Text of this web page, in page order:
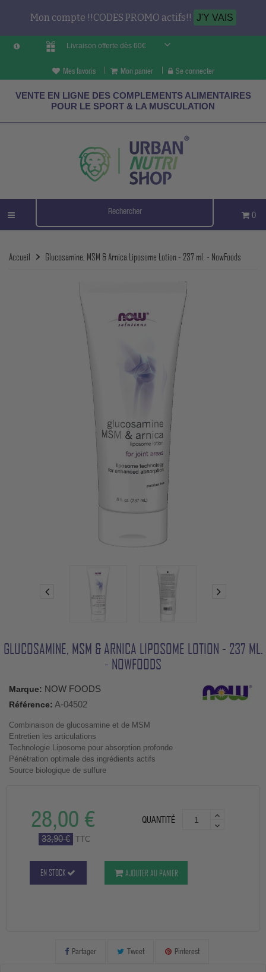
Mon compte !!CODES PROMO actifs!! J'Y VAIS
Livraison offerte dès 60€
Mes favoris Mon panier Se connecter
VENTE EN LIGNE DES COMPLEMENTS ALIMENTAIRES
POUR LE SPORT & LA MUSCULATION
0
Accueil Glucosamine, MSM & Arnica Liposome Lotion - 237 ml. - NowFoods
GLUCOSAMINE, MSM & ARNICA LIPOSOME LOTION - 237 ML.
- NOWFOODS
Marque: NOW FOODS
Référence: A-04502
Combinaison de glucosamine et de MSM
Entretien les articulations
Technologie Liposome pour absorption profonde
Pénétration optimale des ingrédients actifs
Source biologique de sulfure
28,00 €
33,90 € TTC
QUANTITÉ
EN STOCK AJOUTER AU PANIER
Partager Tweet Pinterest